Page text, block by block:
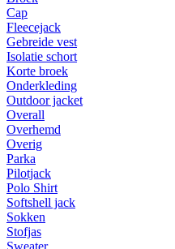
Cap
Fleecejack
Gebreide vest
Isolatie schort
Korte broek
Onderkleding
Outdoor jacket
Overall
Overhemd
Overig
Parka
Pilotjack
Polo Shirt
Softshell jack
Sokken
Stofjas